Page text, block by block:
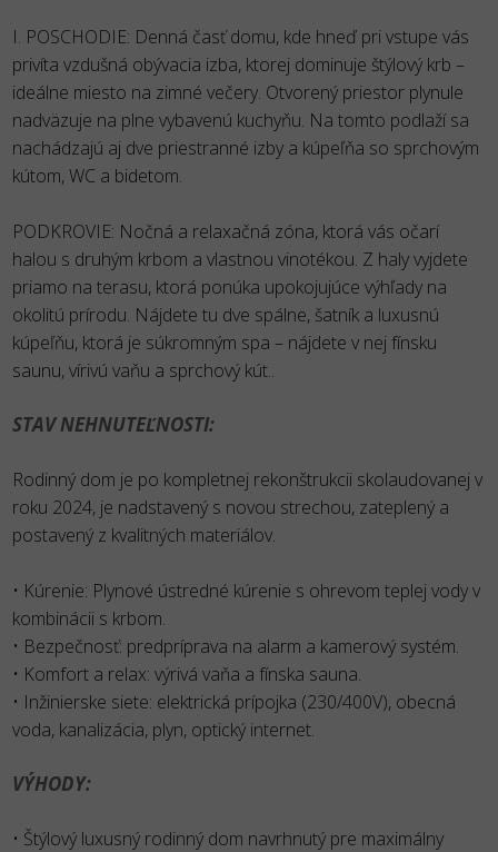
I. POSCHODIE: Denná časť domu, kde hneď pri vstupe vás
privíta vzdušná obývacia izba, ktorej dominuje štýlový krb –
ideálne miesto na zimné večery. Otvorený priestor plynule
nadväzuje na plne vybavenú kuchyňu. Na tomto podlaží sa
nachádzajú aj dve priestranné izby a kúpeľňa so sprchovým
kútom, WC a bidetom.
PODKROVIE: Nočná a relaxačná zóna, ktorá vás očarí
halou s druhým krbom a vlastnou vinotékou. Z haly vyjdete
priamo na terasu, ktorá ponúka upokojujúce výhľady na
okolitú prírodu. Nájdete tu dve spálne, šatník a luxusnú
kúpeľňu, ktorá je súkromným spa – nájdete v nej fínsku
saunu, vírivú vaňu a sprchový kút..
STAV NEHNUTEĽNOSTI:
Rodinný dom je po kompletnej rekonštrukcii skolaudovanej v
roku 2024, je nadstavený s novou strechou, zateplený a
postavený z kvalitných materiálov.
• Kúrenie: Plynové ústredné kúrenie s ohrevom teplej vody v
kombinácii s krbom.
• Bezpečnosť: predpríprava na alarm a kamerový systém.
• Komfort a relax: výrivá vaňa a fínska sauna.
• Inžinierske siete: elektrická prípojka (230/400V), obecná
voda, kanalizácia, plyn, optický internet.
VÝHODY:
• Štýlový luxusný rodinný dom navrhnutý pre maximálny